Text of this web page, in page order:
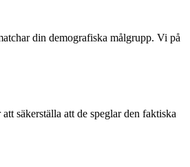
din demografiska målgrupp. Vi på
säkerställa att de speglar den faktiska